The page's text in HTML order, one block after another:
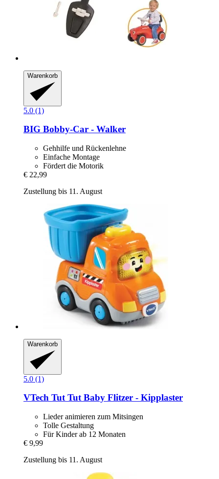
Warenkorb
5.0 (1)
BIG Bobby-​Car -​ Walker
Gehhilfe und Rückenlehne
Einfache Montage
Fördert die Motorik
€ 22,99
Zustellung bis 11. August
Warenkorb
5.0 (1)
VTech Tut Tut Baby Flitzer -​ Kipplaster
Lieder animieren zum Mitsingen
Tolle Gestaltung
Für Kinder ab 12 Monaten
€ 9,99
Zustellung bis 11. August